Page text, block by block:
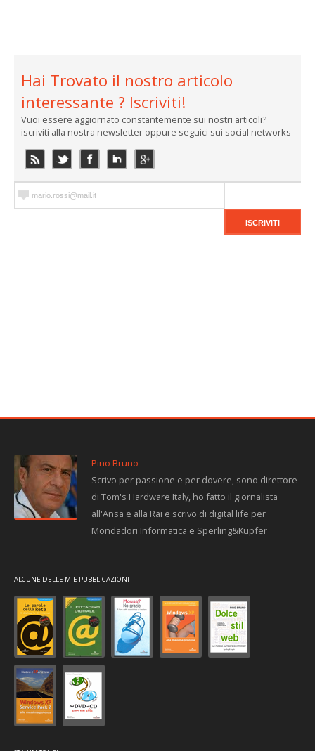
Hai Trovato il nostro articolo
interessante ? Iscriviti!
Vuoi essere aggiornato constantemente sui nostri articoli?
iscriviti alla nostra newsletter oppure seguici sui social networks
Pino Bruno
Scrivo per passione e per dovere, sono direttore
di Tom's Hardware Italy, ho fatto il giornalista
all'Ansa e alla Rai e scrivo di digital life per
Mondadori Informatica e Sperling&Kupfer
ALCUNE DELLE MIE PUBBLICAZIONI